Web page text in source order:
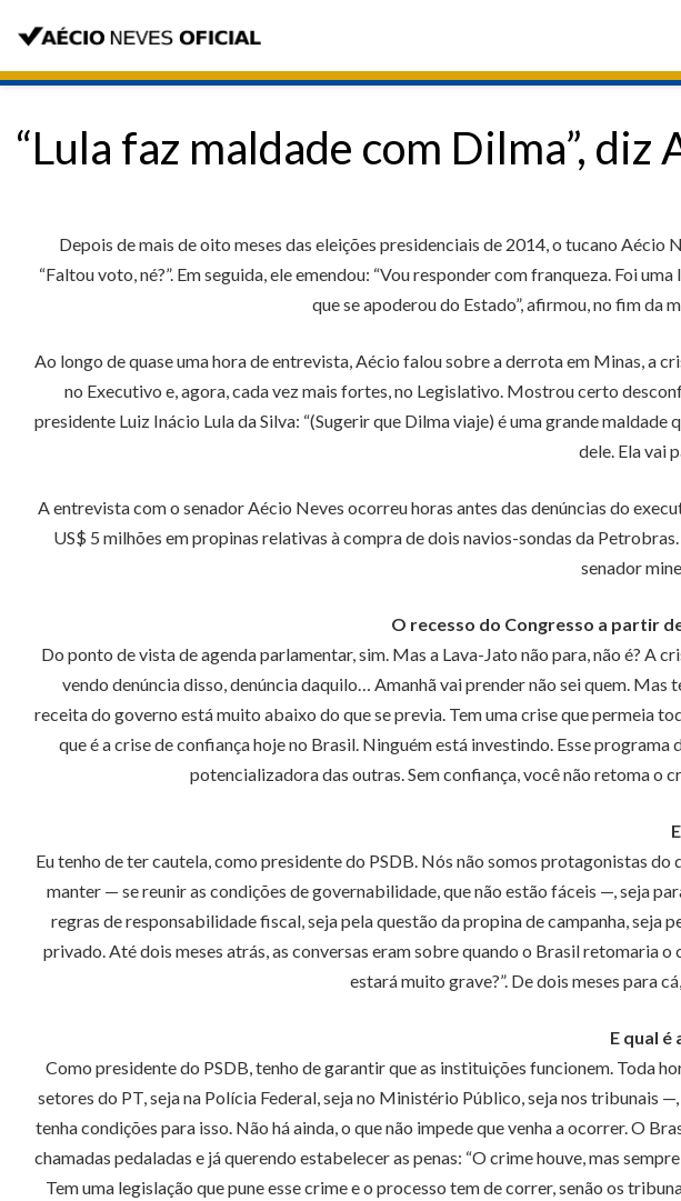
“Lula faz maldade com Dilma”,
Depois de mais de oito meses das eleições presidenciais de 2014, o tucano
“Faltou voto, né?”. Em seguida, ele emendou: “Vou responder com franqueza. Foi
que se apoderou do Estado”, afirmou, no fim da
Ao longo de quase uma hora de entrevista, Aécio falou sobre a derrota em Minas, a
no Executivo e, agora, cada vez mais fortes, no Legislativo. Mostrou certo
presidente Luiz Inácio Lula da Silva: “(Sugerir que Dilma viaje) é uma grande
dele. Ela vai
A entrevista com o senador Aécio Neves ocorreu horas antes das denúncias do
US$ 5 milhões em propinas relativas à compra de dois navios-sondas da
senador
O recesso do Congresso a partir
Do ponto de vista de agenda parlamentar, sim. Mas a Lava-Jato não para, não é? A
vendo denúncia disso, denúncia daquilo… Amanhã vai prender não sei quem.
receita do governo está muito abaixo do que se previa. Tem uma crise que permeia
que é a crise de confiança hoje no Brasil. Ninguém está investindo. Esse
potencializadora das outras. Sem confiança, você não retoma o
Eu tenho de ter cautela, como presidente do PSDB. Nós não somos protagonistas
manter — se reunir as condições de governabilidade, que não estão fáceis —, seja
regras de responsabilidade fiscal, seja pela questão da propina de campanha, seja
privado. Até dois meses atrás, as conversas eram sobre quando o Brasil retomaria
estará muito grave?”. De dois meses para
E qual
Como presidente do PSDB, tenho de garantir que as instituições funcionem. Toda
setores do PT, seja na Polícia Federal, seja no Ministério Público, seja nos tribunais
tenha condições para isso. Não há ainda, o que não impede que venha a ocorrer. O
chamadas pedaladas e já querendo estabelecer as penas: “O crime houve, mas
Tem uma legislação que pune esse crime e o processo tem de correr, senão os